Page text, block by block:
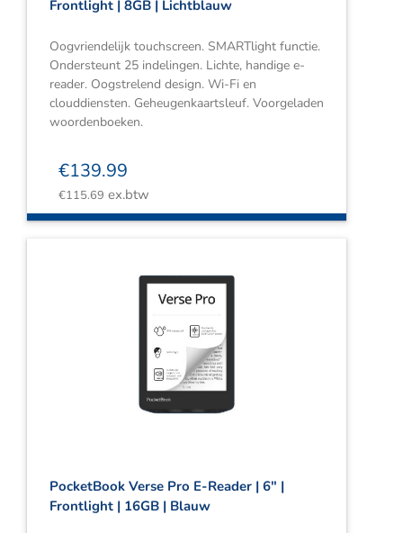
Frontlight | 8GB | Lichtblauw
Oogvriendelijk touchscreen. SMARTlight functie.
Ondersteunt 25 indelingen. Lichte, handige e-
reader. Oogstrelend design. Wi-Fi en
clouddiensten. Geheugenkaartsleuf. Voorgeladen
woordenboeken.
€139.99
€115.69 ex.btw
PocketBook Verse Pro E-Reader | 6″ |
Frontlight | 16GB | Blauw